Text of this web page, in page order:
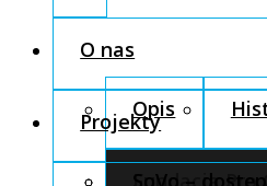
O nas
Opis
Fundacja Pro
Projekty
SoVo –